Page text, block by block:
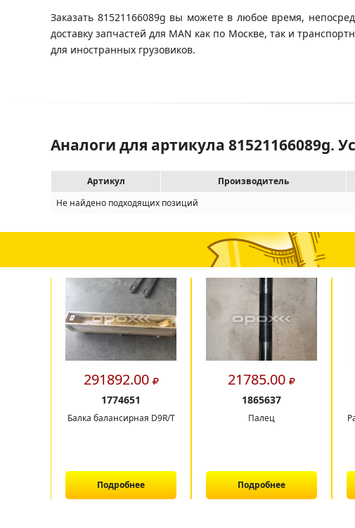
Заказать 81521166089g вы можете в любое время,
доставку запчастей для MAN как по Москве, так и
для иностранных грузовиков.
Аналоги для артикула 81521166089g.
Артикул Производитель
Не найдено подходящих позиций
291892.00
1774651
Балка балансирная D9R/T
Подробнее
21785.00
1865637
Палец
Подробнее